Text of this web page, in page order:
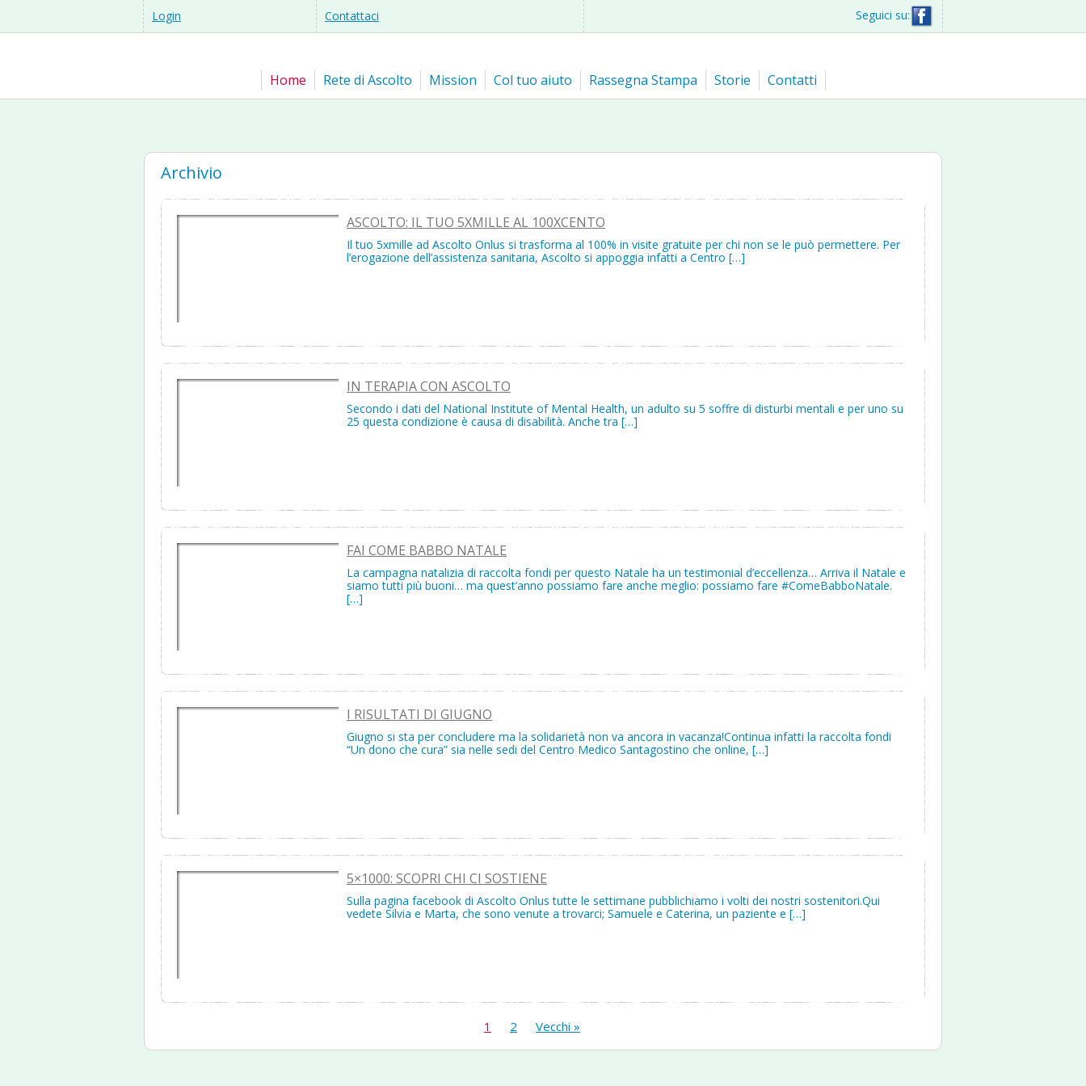
Login Contattaci Seguici su:
Home Rete di Ascolto Mission Col tuo aiuto Rassegna Stampa Storie Contatti
Archivio
ASCOLTO: IL TUO 5XMILLE AL 100XCENTO
Il tuo 5xmille ad Ascolto Onlus si trasforma al 100% in visite gratuite per chi non se le può permettere. Per
l’erogazione dell’assistenza sanitaria, Ascolto si appoggia infatti a Centro […]
IN TERAPIA CON ASCOLTO
Secondo i dati del National Institute of Mental Health, un adulto su 5 soffre di disturbi mentali e per uno su
25 questa condizione è causa di disabilità. Anche tra […]
FAI COME BABBO NATALE
La campagna natalizia di raccolta fondi per questo Natale ha un testimonial d’eccellenza… Arriva il Natale e
siamo tutti più buoni… ma quest’anno possiamo fare anche meglio: possiamo fare #ComeBabboNatale.
[…]
I RISULTATI DI GIUGNO
Giugno si sta per concludere ma la solidarietà non va ancora in vacanza!Continua infatti la raccolta fondi
“Un dono che cura” sia nelle sedi del Centro Medico Santagostino che online, […]
5×1000: SCOPRI CHI CI SOSTIENE
Sulla pagina facebook di Ascolto Onlus tutte le settimane pubblichiamo i volti dei nostri sostenitori.Qui
vedete Silvia e Marta, che sono venute a trovarci; Samuele e Caterina, un paziente e […]
1 2 Vecchi »